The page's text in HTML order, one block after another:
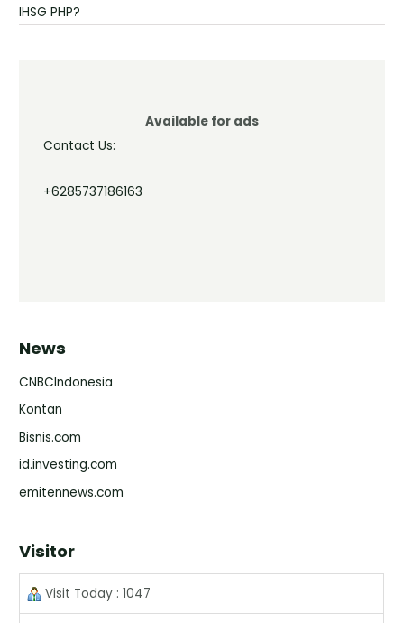
IHSG PHP?
Available for ads
Contact Us:
+6285737186163
News
CNBCIndonesia
Kontan
Bisnis.com
id.investing.com
emitennews.com
Visitor
Visit Today : 1047